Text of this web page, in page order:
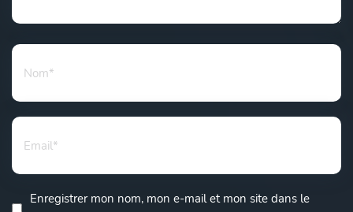
Enregistrer mon nom, mon e-mail et mon site dans le